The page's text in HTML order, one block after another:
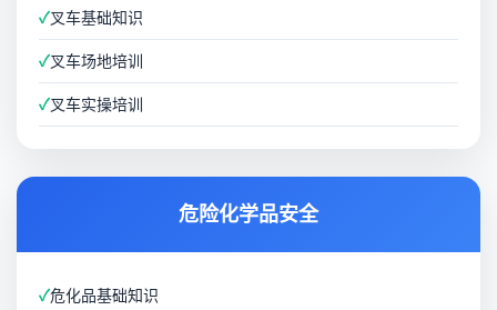
✓叉车基础知识
✓叉车场地培训
✓叉车实操培训
危险化学品安全
✓危化品基础知识